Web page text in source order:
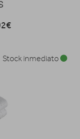
Stock inmediato